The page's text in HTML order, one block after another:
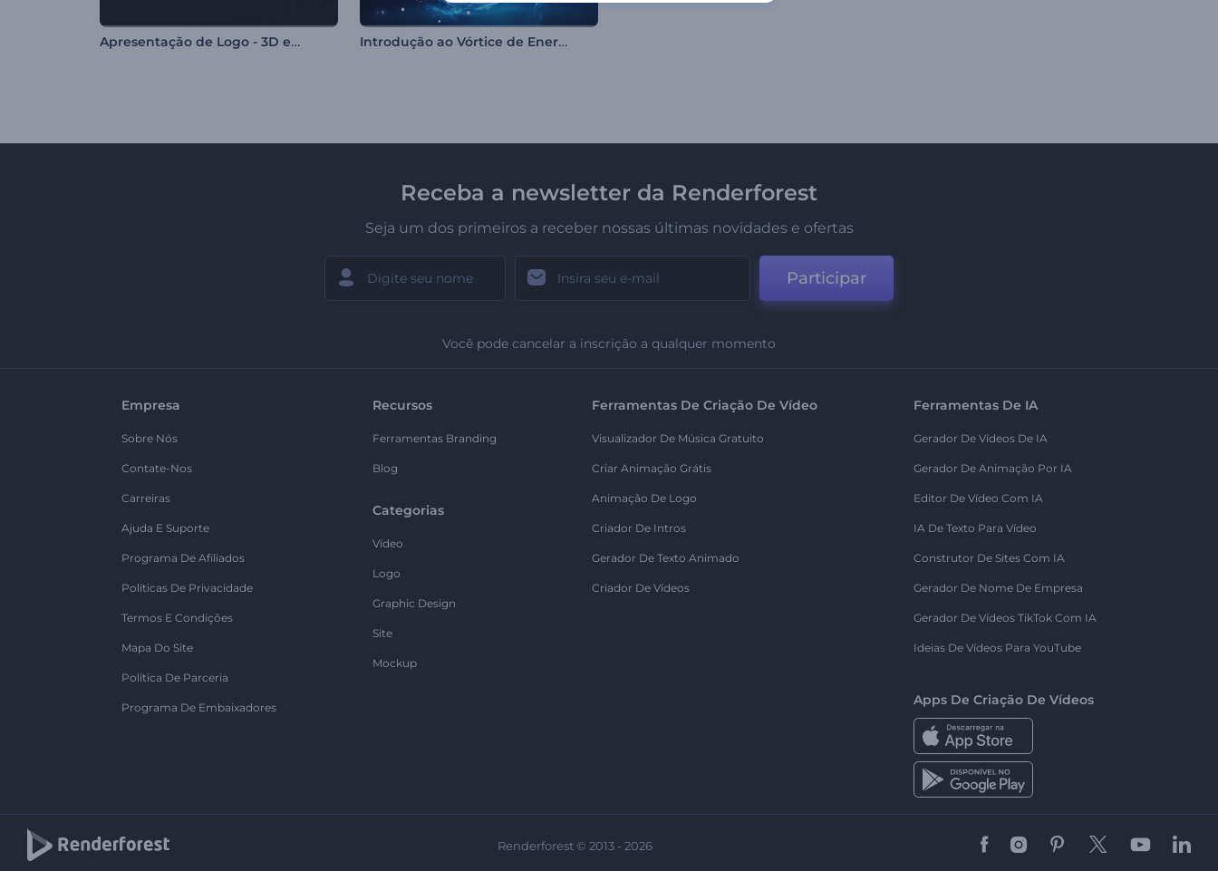
Apresentação de Logo - 3D em Relevo Introdução ao Vórtice de Energia
Receba a newsletter da Renderforest
Seja um dos primeiros a receber nossas últimas novidades e ofertas
Participar
Você pode cancelar a inscrição a qualquer momento
Empresa
Sobre Nós
Contate-Nos
Carreiras
Ajuda E Suporte
Programa De Afiliados
Políticas De Privacidade
Termos E Condições
Mapa Do Site
Política De Parceria
Programa De Embaixadores
Recursos
Ferramentas Branding
Blog
Categorias
Vídeo
Logo
Graphic Design
Site
Mockup
Ferramentas De Criação De Vídeo
Visualizador De Música Gratuito
Criar Animação Grátis
Animação De Logo
Criador De Intros
Gerador De Texto Animado
Criador De Vídeos
Ferramentas De IA
Gerador De Vídeos De IA
Gerador De Animação Por IA
Editor De Vídeo Com IA
IA De Texto Para Vídeo
Construtor De Sites Com IA
Gerador De Nome De Empresa
Gerador De Vídeos TikTok Com IA
Ideias De Vídeos Para YouTube
Apps De Criação De Vídeos
Renderforest © 2013 - 2026